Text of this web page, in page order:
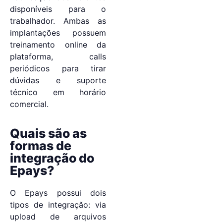
disponíveis para o
trabalhador. Ambas as
implantações possuem
treinamento online da
plataforma, calls
periódicos para tirar
dúvidas e suporte
técnico em horário
comercial.
Quais são as
formas de
integração do
Epays?
O Epays possui dois
tipos de integração: via
upload de arquivos